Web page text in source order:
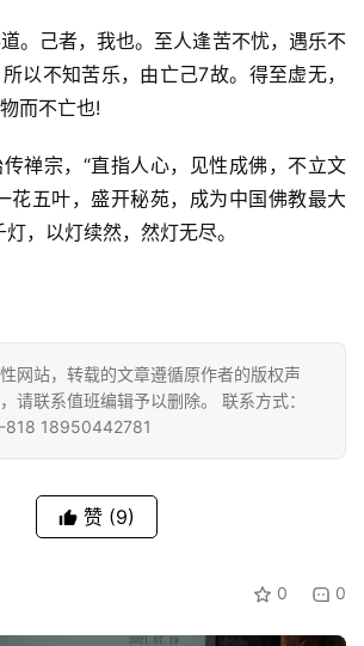
。己者，我也。至人逢苦不忧，遇乐不
以不知苦乐，由亡己7故。得至虚无，
而不亡也!
禅宗，“直指人心，见性成佛，不立文
花五叶，盛开秘苑，成为中国佛教最大
，以灯续然，然灯无尽。
网站，转载的文章遵循原作者的版权声
请联系值班编辑予以删除。 联系方式：
18950442781
赞 (9)
0 0